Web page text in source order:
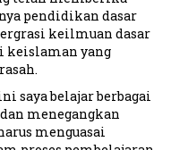
pendidikan dasar
keilmuan dasar
keislaman yang
saya belajar berbagai
menegangkan
menguasai